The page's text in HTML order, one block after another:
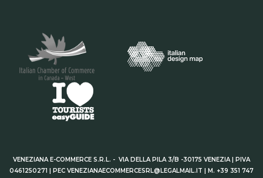
VENEZIANA E-COMMERCE S.R.L. - VIA DELLA PILA 3/B -30175 VENEZIA | PIVA
0461250271 | PEC VENEZIANAECOMMERCESRL@LEGALMAIL.IT | M. +39 351 747